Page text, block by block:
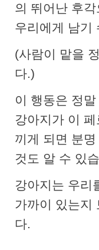
의 뛰어난 후
우리에게 남기
(사람이 맡을
다.)
이 행동은 정
강아지가 이
끼게 되면 분명
것도 알 수 있
강아지는 우리
가까이 있는지
다.